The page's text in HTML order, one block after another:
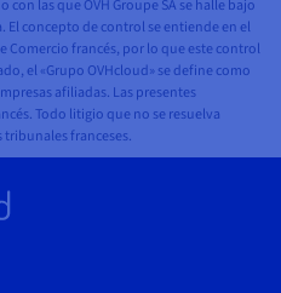
las que OVH Groupe SA se halle bajo
concepto de control se entiende en el
Comercio francés, por lo que este control
el «Grupo OVHcloud» se define como
afiliadas. Las presentes
Todo litigio que no se resuelva
franceses.